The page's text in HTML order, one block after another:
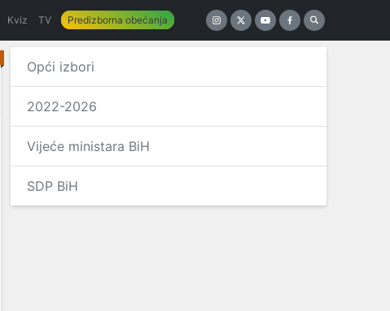
Kviz TV Predizborna obećanja
Opći izbori
2022-2026
Vijeće ministara BiH
SDP BiH